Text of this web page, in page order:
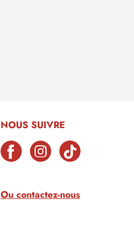
NOUS SUIVRE
Ou contactez-nous